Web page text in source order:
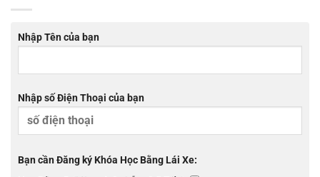
Nhập Tên của bạn
Nhập số Điện Thoại của bạn
Bạn cần Đăng ký Khóa Học Bằng Lái Xe: